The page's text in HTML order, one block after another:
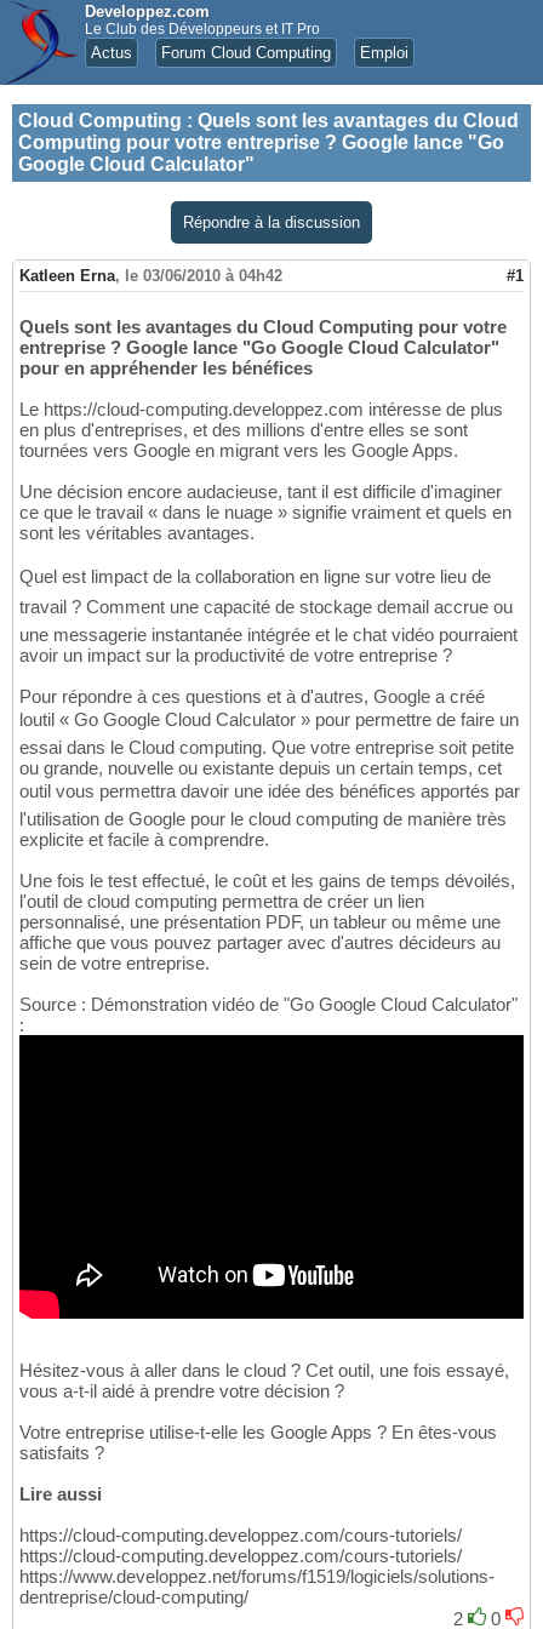
Developpez.com
Le Club des Développeurs et IT Pro
Actus Forum Cloud Computing Emploi
Cloud Computing : Quels sont les avantages du Cloud
Computing pour votre entreprise ? Google lance "Go
Google Cloud Calculator"
Répondre à la discussion
Katleen Erna, le 03/06/2010 à 04h42 #1
Quels sont les avantages du Cloud Computing pour votre
entreprise ? Google lance "Go Google Cloud Calculator"
pour en appréhender les bénéfices
Le https://cloud-computing.developpez.com intéresse de plus
en plus d'entreprises, et des millions d'entre elles se sont
tournées vers Google en migrant vers les Google Apps.
Une décision encore audacieuse, tant il est difficile d'imaginer
ce que le travail « dans le nuage » signifie vraiment et quels en
sont les véritables avantages.
Quel est limpact de la collaboration en ligne sur votre lieu de
travail ? Comment une capacité de stockage demail accrue ou
une messagerie instantanée intégrée et le chat vidéo pourraient
avoir un impact sur la productivité de votre entreprise ?
Pour répondre à ces questions et à d'autres, Google a créé
loutil « Go Google Cloud Calculator » pour permettre de faire un
essai dans le Cloud computing. Que votre entreprise soit petite
ou grande, nouvelle ou existante depuis un certain temps, cet
outil vous permettra davoir une idée des bénéfices apportés par
l'utilisation de Google pour le cloud computing de manière très
explicite et facile à comprendre.
Une fois le test effectué, le coût et les gains de temps dévoilés,
l'outil de cloud computing permettra de créer un lien
personnalisé, une présentation PDF, un tableur ou même une
affiche que vous pouvez partager avec d'autres décideurs au
sein de votre entreprise.
Source : Démonstration vidéo de "Go Google Cloud Calculator"
:
Hésitez-vous à aller dans le cloud ? Cet outil, une fois essayé,
vous a-t-il aidé à prendre votre décision ?
Votre entreprise utilise-t-elle les Google Apps ? En êtes-vous
satisfaits ?
Lire aussi
https://cloud-computing.developpez.com/cours-tutoriels/
https://cloud-computing.developpez.com/cours-tutoriels/
https://www.developpez.net/forums/f1519/logiciels/solutions-
dentreprise/cloud-computing/
2
0